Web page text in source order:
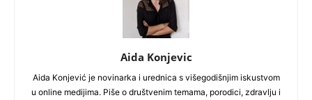
Aida Konjevic
Aida Konjević je novinarka i urednica s višegodišnjim iskustvom
u online medijima. Piše o društvenim temama, porodici, zdravlju i